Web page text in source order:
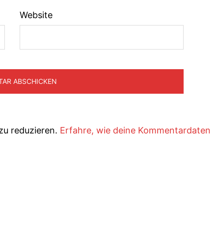
Website
reduzieren. Erfahre, wie deine Kommentardaten